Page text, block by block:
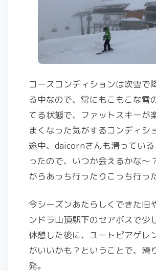
コースコンディションは吹雪で
る中なので、常にもこもこな雪
てる状態で、ファットスキーが
まくなった気がするコンディシ
途中、daicornさんも滑ってい
ったので、いつか会えるかな〜
がらあっち行ったりこっち行っ
今シーズンあたらしくできた旧
ンドラ山頂駅下のセアボスで少
休憩した後に、ユートピアゲレ
がいいかも？ということで、滑
発。